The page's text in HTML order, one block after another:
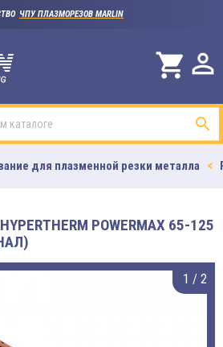
ЧПУ ПЛАЗМОРЕЗОВ MARLIN

shopping_cart

для плазменной резки металла
POWERMAX 65-125
1 / 2